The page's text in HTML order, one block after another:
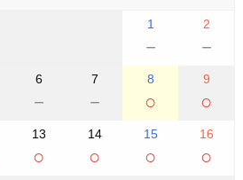
1
－
2
－
6
－
7
－
8
○
9
○
13
○
14
○
15
○
16
○